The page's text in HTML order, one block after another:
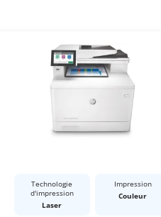
Technologie
d'impression
Laser
Impression
Couleur